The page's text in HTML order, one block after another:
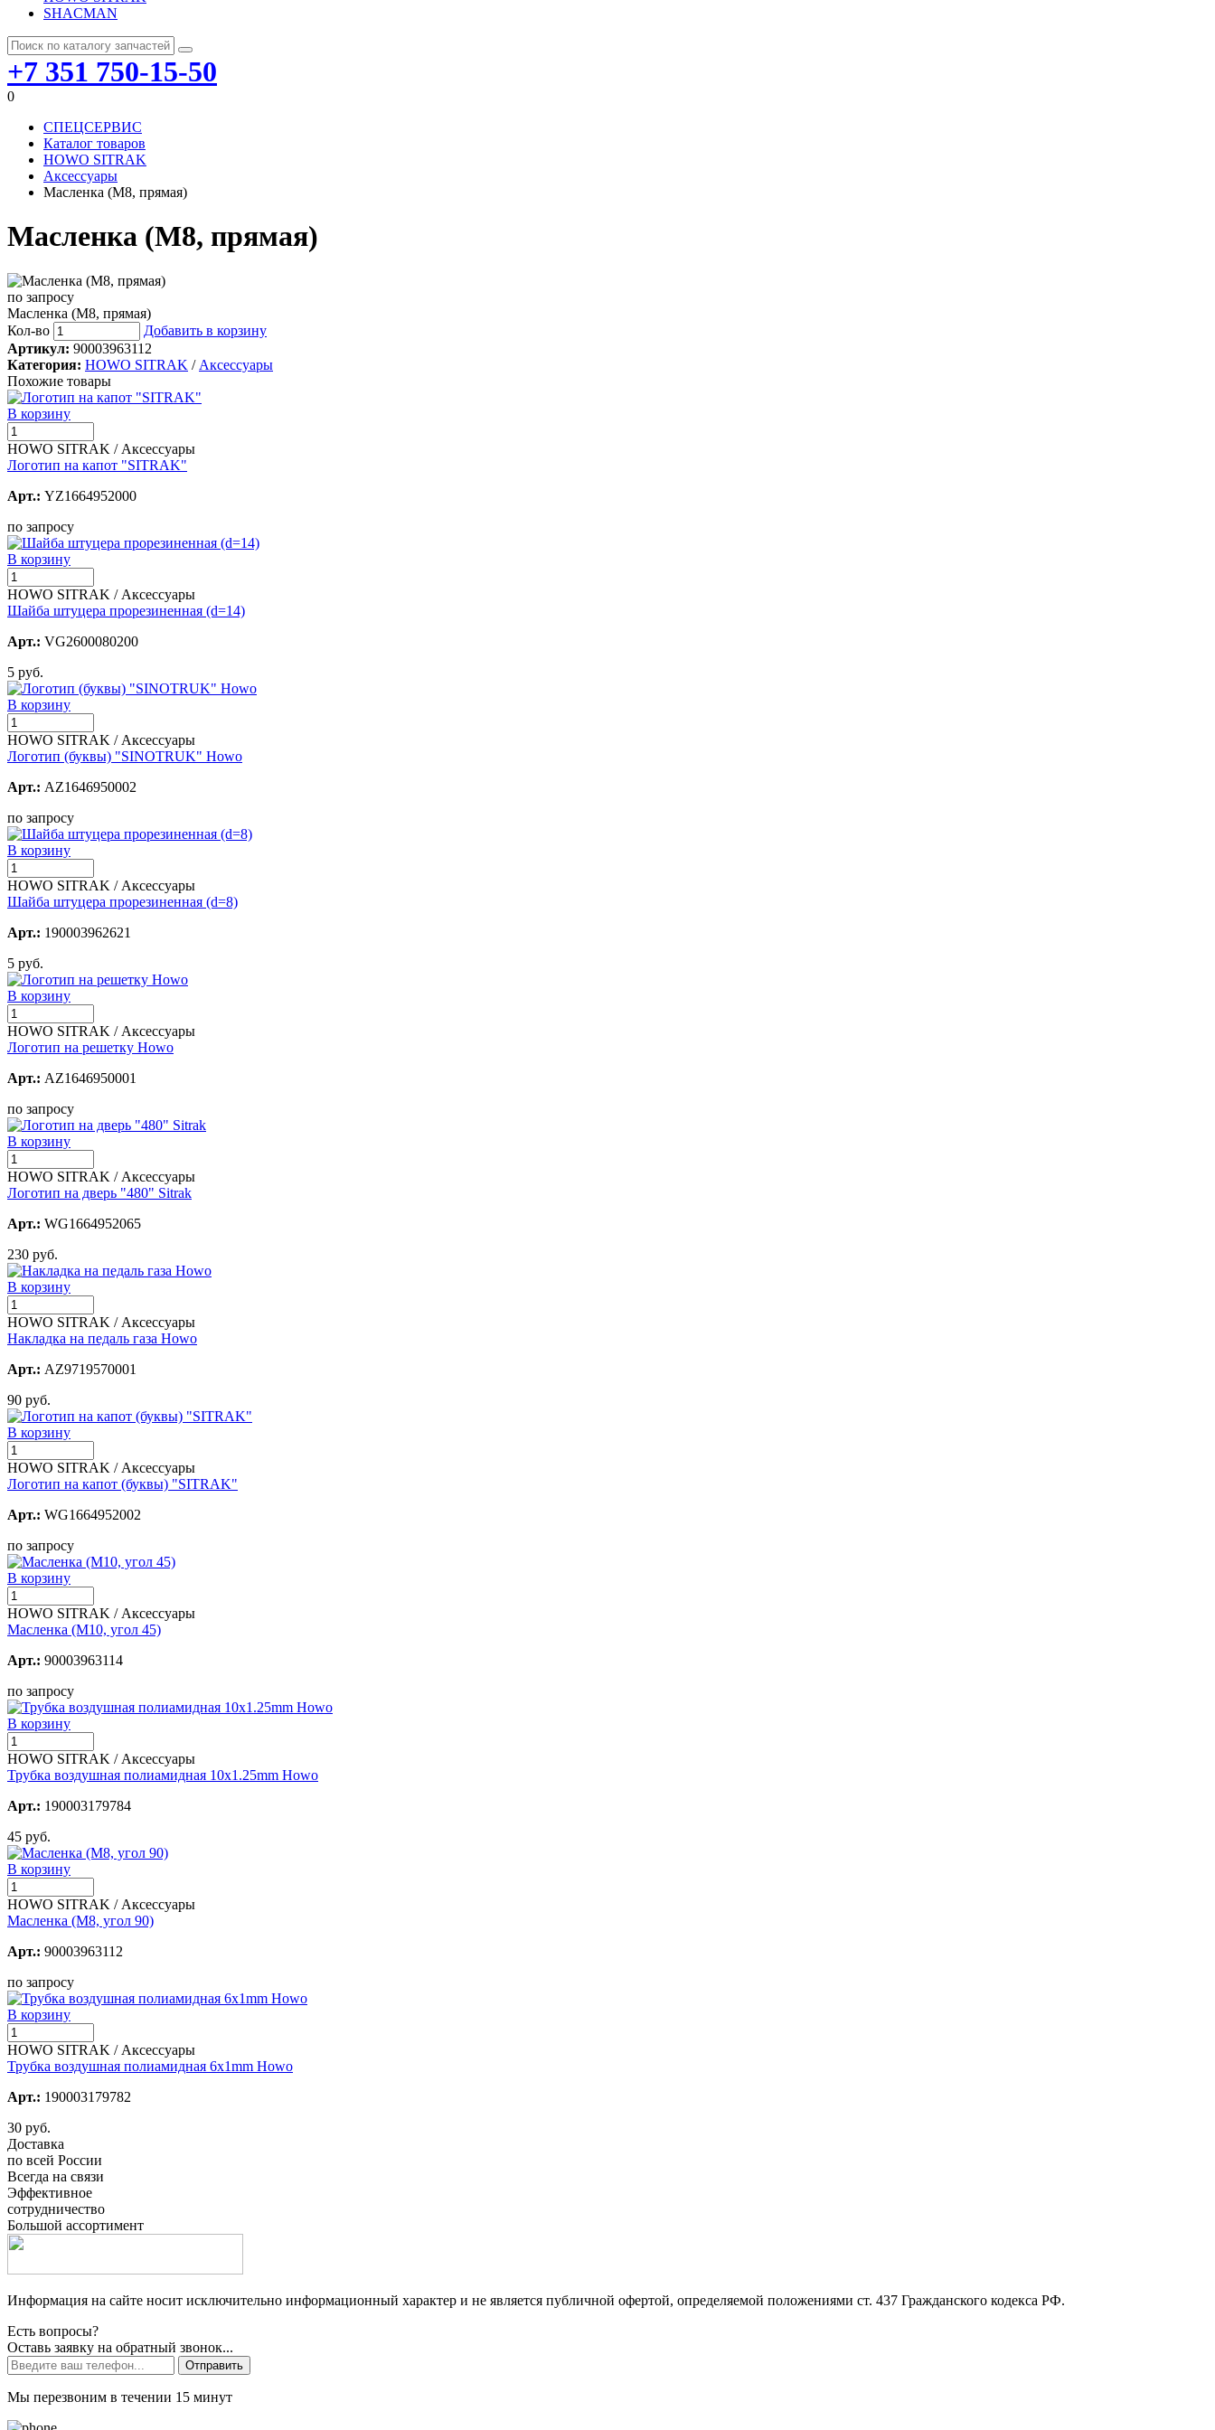
SHACMAN
+7 351 750-15-50
0
СПЕЦСЕРВИС
Каталог товаров
HOWO SITRAK
Аксессуары
Масленка (М8, прямая)
Масленка (М8, прямая)
по запросу
Масленка (М8, прямая)
Кол-во
Добавить в корзину
Артикул: 90003963112
Категория: HOWO SITRAK / Аксессуары
Похожие товары
В корзину
HOWO SITRAK / Аксессуары
Логотип на капот "SITRAK"
Арт.: YZ1664952000
по запросу
В корзину
HOWO SITRAK / Аксессуары
Шайба штуцера прорезиненная (d=14)
Арт.: VG2600080200
5 руб.
В корзину
HOWO SITRAK / Аксессуары
Логотип (буквы) "SINOTRUK" Howo
Арт.: AZ1646950002
по запросу
В корзину
HOWO SITRAK / Аксессуары
Шайба штуцера прорезиненная (d=8)
Арт.: 190003962621
5 руб.
В корзину
HOWO SITRAK / Аксессуары
Логотип на решетку Howo
Арт.: AZ1646950001
по запросу
В корзину
HOWO SITRAK / Аксессуары
Логотип на дверь "480" Sitrak
Арт.: WG1664952065
230 руб.
В корзину
HOWO SITRAK / Аксессуары
Накладка на педаль газа Howo
Арт.: AZ9719570001
90 руб.
В корзину
HOWO SITRAK / Аксессуары
Логотип на капот (буквы) "SITRAK"
Арт.: WG1664952002
по запросу
В корзину
HOWO SITRAK / Аксессуары
Масленка (М10, угол 45)
Арт.: 90003963114
по запросу
В корзину
HOWO SITRAK / Аксессуары
Трубка воздушная полиамидная 10x1.25mm Howo
Арт.: 190003179784
45 руб.
В корзину
HOWO SITRAK / Аксессуары
Масленка (М8, угол 90)
Арт.: 90003963112
по запросу
В корзину
HOWO SITRAK / Аксессуары
Трубка воздушная полиамидная 6x1mm Howo
Арт.: 190003179782
30 руб.
Доставка
по всей России
Всегда на связи
Эффективное
сотрудничество
Большой ассортимент
Информация на сайте носит исключительно информационный характер и не является публичной офертой, определяемой положениями ст. 437 Гражданского кодекса РФ.
Есть вопросы?
Оставь заявку на обратный звонок...
Отправить
Мы перезвоним в течении 15 минут